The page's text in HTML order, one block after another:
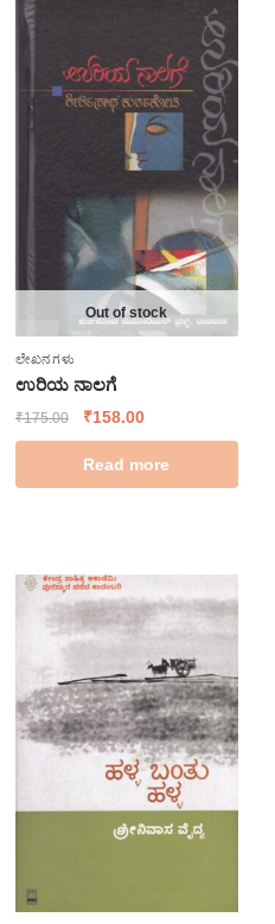
Out of stock
ಲೇಖನಗಳು
ಉರಿಯ ನಾಲಗೆ
₹175.00 ₹158.00
Read more